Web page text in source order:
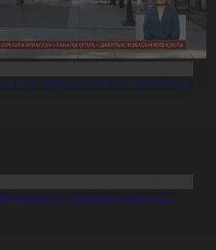
аса тұрғын тазалық жұмысына
әуе кемесі алғаш рет